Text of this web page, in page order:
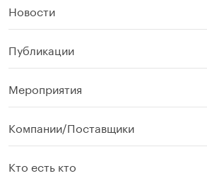
Новости
Публикации
Мероприятия
Компании/Поставщики
Кто есть кто